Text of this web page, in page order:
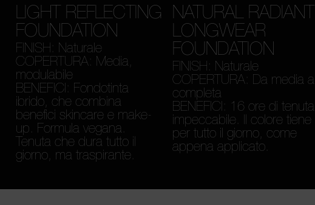
LIGHT REFLECTING
FOUNDATION
FINISH: Naturale
COPERTURA: Media,
modulabile
BENEFICI: Fondotinta
ibrido, che combina
benefici skincare e make-
up. Formula vegana.
Tenuta che dura tutto il
giorno, ma traspirante.
NATURAL RADIANT
LONGWEAR
FOUNDATION
FINISH: Naturale
COPERTURA: Da media a
completa
BENEFICI: 16 ore di tenuta
impeccabile. Il colore tiene
per tutto il giorno, come
appena applicato.